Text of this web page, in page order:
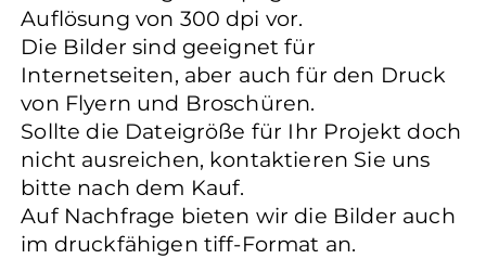
Auflösung von 300 dpi vor.
Die Bilder sind geeignet für
Internetseiten, aber auch für den Druck
von Flyern und Broschüren.
Sollte die Dateigröße für Ihr Projekt doch
nicht ausreichen, kontaktieren Sie uns
bitte nach dem Kauf.
Auf Nachfrage bieten wir die Bilder auch
im druckfähigen tiff-Format an.